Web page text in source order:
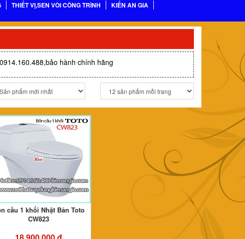
THIẾT VỊ,SEN VÒI CÔNG TRÌNH KIẾN AN GIA
hành chính hãng
cầu 1 khối Nhật Bản Toto
CW823